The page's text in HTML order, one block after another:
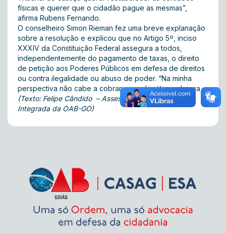
físicas e querer que o cidadão pague as mesmas”,
afirma Rubens Fernando.
O conselheiro Simon Rieman fez uma breve explanação
sobre a resolução e explicou que no Artigo 5º, inciso
XXXIV da Constituição Federal assegura a todos,
independentemente do pagamento de taxas, o direito
de petição aos Poderes Públicos em defesa de direitos
ou contra ilegalidade ou abuso de poder. “Na minha
perspectiva não cabe a cobrança em hipótese alguma
(Texto: Felipe Cândido – Assessoria de Comunicação
Integrada da OAB-GO)